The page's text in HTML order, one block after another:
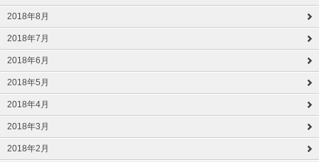
2018年8月
2018年7月
2018年6月
2018年5月
2018年4月
2018年3月
2018年2月